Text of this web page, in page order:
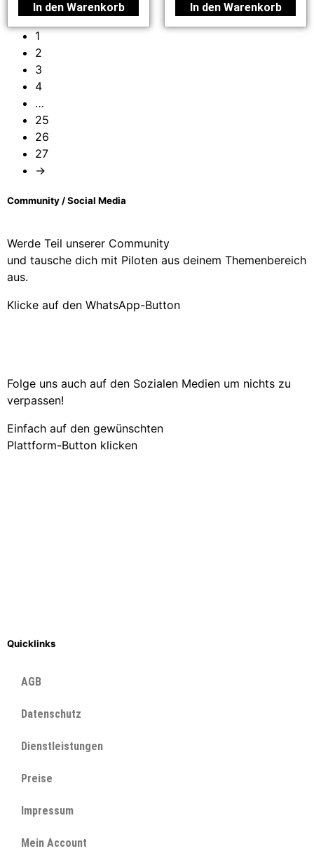
In den Warenkorb In den Warenkorb
1
2
3
4
…
25
26
27
→
Community / Social Media
Werde Teil unserer Community
und tausche dich mit Piloten aus deinem Themenbereich
aus.
Klicke auf den WhatsApp-Button
Folge uns auch auf den Sozialen Medien um nichts zu
verpassen!
Einfach auf den gewünschten
Plattform-Button klicken
Quicklinks
AGB
Datenschutz
Dienstleistungen
Preise
Impressum
Mein Account